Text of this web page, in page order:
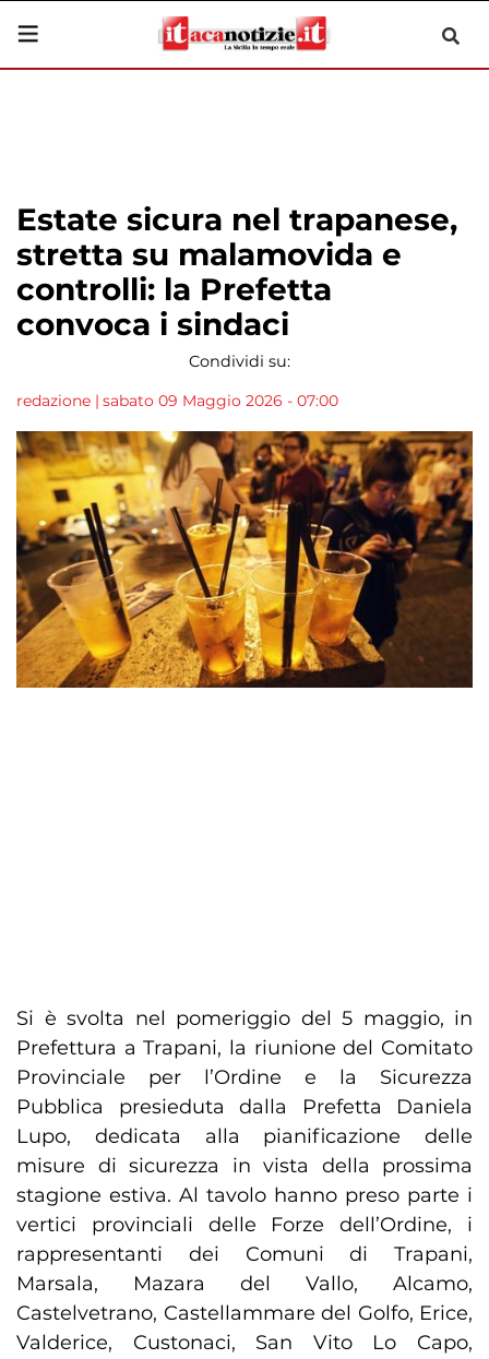
Estate sicura nel trapanese,
stretta su malamovida e
controlli: la Prefetta
convoca i sindaci
Condividi su:
redazione | sabato 09 Maggio 2026 - 07:00
Si è svolta nel pomeriggio del 5 maggio, in
Prefettura a Trapani, la riunione del Comitato
Provinciale per l’Ordine e la Sicurezza
Pubblica presieduta dalla Prefetta Daniela
Lupo, dedicata alla pianificazione delle
misure di sicurezza in vista della prossima
stagione estiva. Al tavolo hanno preso parte i
vertici provinciali delle Forze dell’Ordine, i
rappresentanti dei Comuni di Trapani,
Marsala, Mazara del Vallo, Alcamo,
Castelvetrano, Castellammare del Golfo, Erice,
Valderice, Custonaci, San Vito Lo Capo,